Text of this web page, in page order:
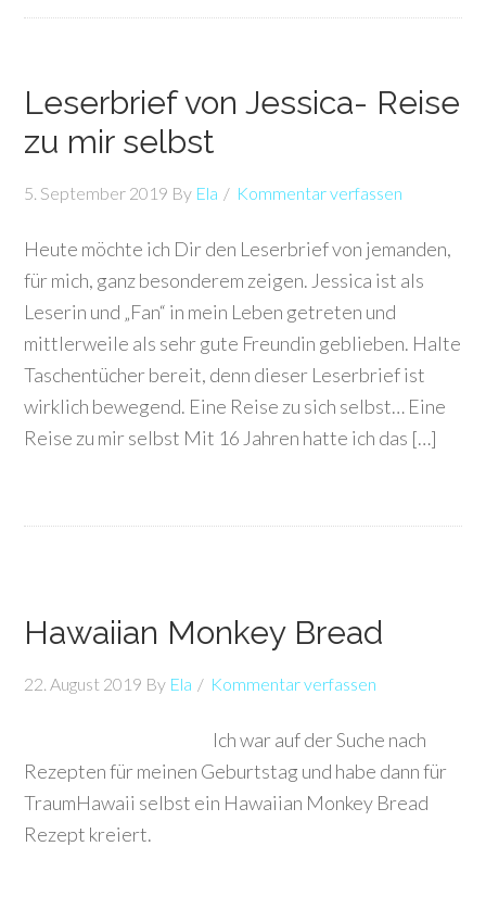
Leserbrief von Jessica- Reise
zu mir selbst
5. September 2019 By Ela Kommentar verfassen
Heute möchte ich Dir den Leserbrief von jemanden,
für mich, ganz besonderem zeigen. Jessica ist als
Leserin und „Fan“ in mein Leben getreten und
mittlerweile als sehr gute Freundin geblieben. Halte
Taschentücher bereit, denn dieser Leserbrief ist
wirklich bewegend. Eine Reise zu sich selbst… Eine
Reise zu mir selbst Mit 16 Jahren hatte ich das […]
Hawaiian Monkey Bread
22. August 2019 By Ela Kommentar verfassen
Ich war auf der Suche nach
Rezepten für meinen Geburtstag und habe dann für
TraumHawaii selbst ein Hawaiian Monkey Bread
Rezept kreiert.